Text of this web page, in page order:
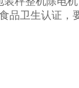
品卫生认证，